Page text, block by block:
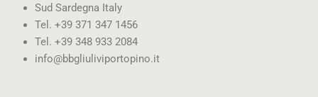
Sud Sardegna Italy
Tel. +39 371 347 1456
Tel. +39 348 933 2084
info@bbgliuliviportopino.it